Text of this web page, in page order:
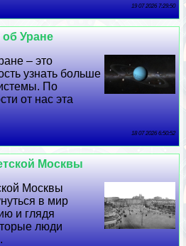
19 07 2026 7:29:50
Уране
– это
узнать больше
По
от нас эта
18 07 2026 6:50:52
Москвы
Москвы
в мир
и глядя
люди